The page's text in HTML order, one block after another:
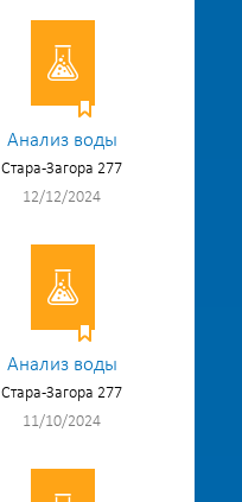
Анализ воды
Стара-Загора 277
12/12/2024
Анализ воды
Стара-Загора 277
11/10/2024